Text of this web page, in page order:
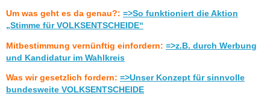
Um was geht es da genau?: =>So funktioniert die Aktion
„Stimme für VOLKSENTSCHEIDE“
Mitbestimmung vernünftig einfordern: =>z.B. durch Werbung
und Kandidatur im Wahlkreis
Was wir gesetzlich fordern: =>Unser Konzept für sinnvolle
bundesweite VOLKSENTSCHEIDE